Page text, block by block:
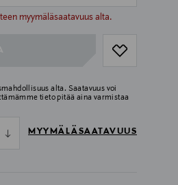
myymäläsaatavuus alta.
alta. Saatavuus voi
tieto pitää aina varmistaa
MYYMÄLÄSAATAVUUS